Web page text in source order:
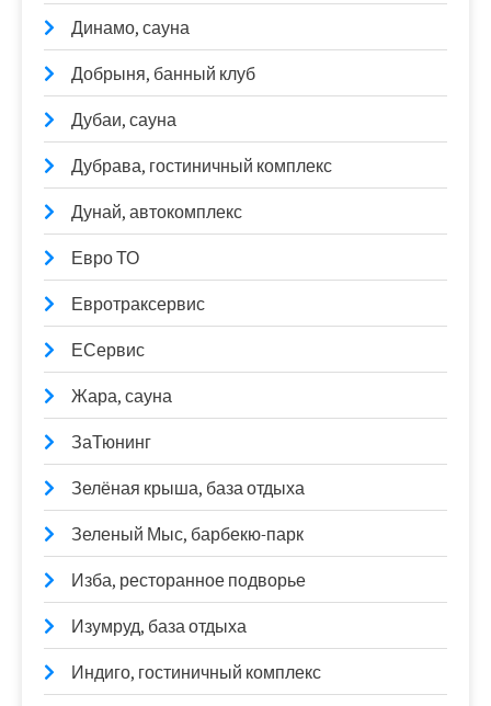
Динамо, сауна
Добрыня, банный клуб
Дубаи, сауна
Дубрава, гостиничный комплекс
Дунай, автокомплекс
Евро ТО
Евротраксервис
ЕСервис
Жара, сауна
ЗаТюнинг
Зелёная крыша, база отдыха
Зеленый Мыс, барбекю-парк
Изба, ресторанное подворье
Изумруд, база отдыха
Индиго, гостиничный комплекс